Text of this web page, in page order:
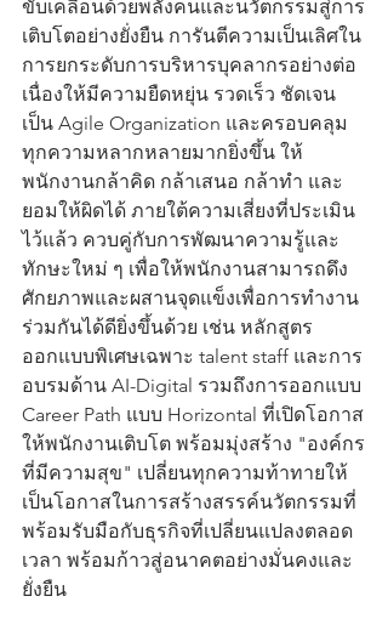
ขับเคลื่อนด้วยพลังคนและนวัตกรรมสู่การ
เติบโตอย่างยั่งยืน การันตีความเป็นเลิศใน
การยกระดับการบริหารบุคลากรอย่างต่อ
เนื่องให้มีความยืดหยุ่น รวดเร็ว ชัดเจน
เป็น Agile Organization และครอบคลุม
ทุกความหลากหลายมากยิ่งขึ้น ให้
พนักงานกล้าคิด กล้าเสนอ กล้าทำ และ
ยอมให้ผิดได้ ภายใต้ความเสี่ยงที่ประเมิน
ไว้แล้ว ควบคู่กับการพัฒนาความรู้และ
ทักษะใหม่ ๆ เพื่อให้พนักงานสามารถดึง
ศักยภาพและผสานจุดแข็งเพื่อการทำงาน
ร่วมกันได้ดียิ่งขึ้นด้วย เช่น หลักสูตร
ออกแบบพิเศษเฉพาะ talent staff และการ
อบรมด้าน AI-Digital รวมถึงการออกแบบ
Career Path แบบ Horizontal ที่เปิดโอกาส
ให้พนักงานเติบโต พร้อมมุ่งสร้าง "องค์กร
ที่มีความสุข" เปลี่ยนทุกความท้าทายให้
เป็นโอกาสในการสร้างสรรค์นวัตกรรมที่
พร้อมรับมือกับธุรกิจที่เปลี่ยนแปลงตลอด
เวลา พร้อมก้าวสู่อนาคตอย่างมั่นคงและ
ยั่งยืน